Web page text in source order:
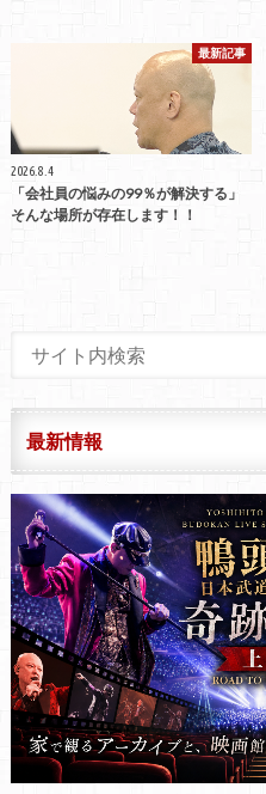
最新記事
2026.8.4
「会社員の悩みの99％が解決する」
そんな場所が存在します！！
最新情報